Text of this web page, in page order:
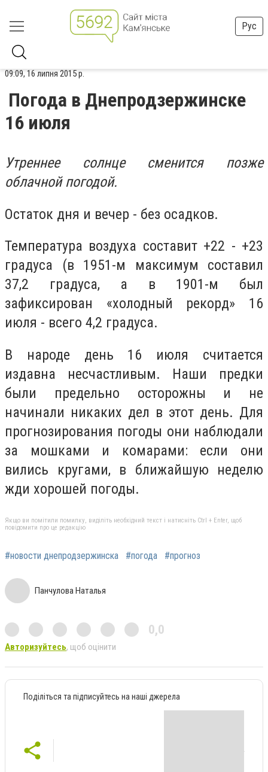
Рус
09:09, 16 липня 2015 р.
Погода в Днепродзержинске
16 июля
Утреннее солнце сменится позже
облачной погодой.
Остаток дня и вечер - без осадков.
Температура воздуха составит +22 - +23
градуса (в 1951-м максимум составил
37,2 градуса, а в 1901-м был
зафиксирован «холодный рекорд» 16
июля - всего 4,2 градуса.
В народе день 16 июля считается
издавна несчастливым. Наши предки
были предельно осторожны и не
начинали никаких дел в этот день. Для
прогнозирования погоды они наблюдали
за мошками и комарами: если они
вились кругами, в ближайшую неделю
жди хорошей погоды.
Якщо ви помітили помилку, виділіть необхідний текст і натисніть Ctrl + Enter, щоб
повідомити про це редакцію
#новости днепродзержинска #погода #прогноз
Панчулова Наталья
0,0
Авторизуйтесь, щоб оцінити
Поділіться та підписуйтесь на наші джерела